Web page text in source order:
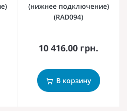
(нижнее подключение)
(RAD094)
10 416.00 грн.
В корзину